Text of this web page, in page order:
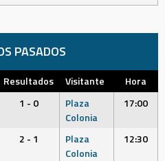
PASADOS
Resultados Visitante
Hora
1 - 0
Plaza
Colonia
17:00
2 - 1
Plaza
Colonia
12:30